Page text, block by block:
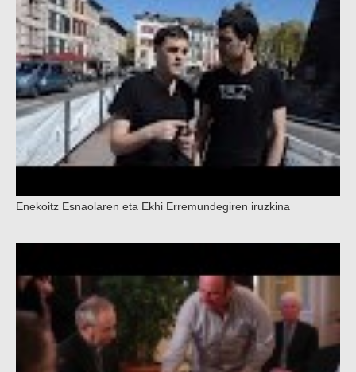
Enekoitz Esnaolaren eta Ekhi Erremundegiren iruzkina